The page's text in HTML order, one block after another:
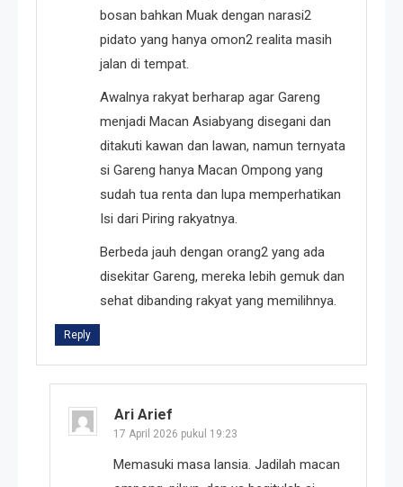
bosan bahkan Muak dengan narasi2
pidato yang hanya omon2 realita masih
jalan di tempat.
Awalnya rakyat berharap agar Gareng
menjadi Macan Asiabyang disegani dan
ditakuti kawan dan lawan, namun ternyata
si Gareng hanya Macan Ompong yang
sudah tua renta dan lupa memperhatikan
Isi dari Piring rakyatnya.
Berbeda jauh dengan orang2 yang ada
disekitar Gareng, mereka lebih gemuk dan
sehat dibanding rakyat yang memilihnya.
Reply
Ari Arief
17 April 2026 pukul 19:23
Memasuki masa lansia. Jadilah macan